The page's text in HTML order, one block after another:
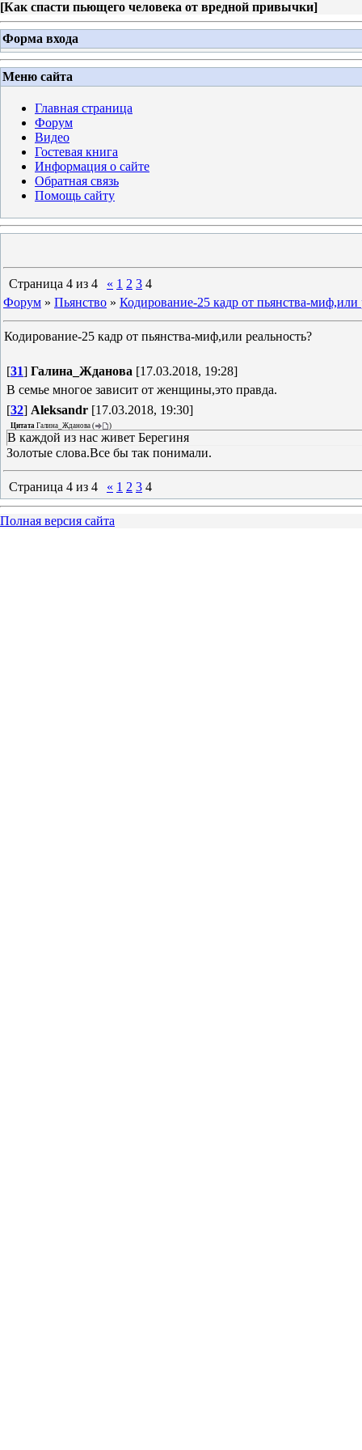
[Как спасти пьющего человека от вредной привычки]
Форма входа
Меню сайта
Главная страница
Форум
Видео
Гостевая книга
Информация о сайте
Обратная связь
Помощь сайту
Страница 4 из 4 « 1 2 3 4
Форум » Пьянство » Кодирование-25 кадр от пьянства-миф,или
Кодирование-25 кадр от пьянства-миф,или реальность?
[31] Галина_Жданова [17.03.2018, 19:28]
В семье многое зависит от женщины,это правда.
[32] Aleksandr [17.03.2018, 19:30]
Цитата Галина_Жданова ( )
В каждой из нас живет Берегиня
Золотые слова.Все бы так понимали.
Страница 4 из 4 « 1 2 3 4
Полная версия сайта